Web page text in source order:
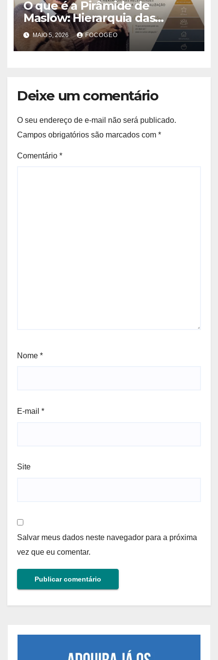
O que é a Pirâmide de
Maslow: Hierarquia das
Necessidades Humanas e sua
Importância para
Compreender o
MAIO 5, 2026 FOCOGEO
Deixe um comentário
O seu endereço de e-mail não será publicado.
Campos obrigatórios são marcados com *
Comentário *
Nome *
E-mail *
Site
Salvar meus dados neste navegador para a próxima
vez que eu comentar.